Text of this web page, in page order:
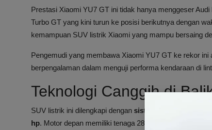
Prestasi Xiaomi YU7 GT ini tidak hanya menggeser
Turbo GT yang kini turun ke posisi berikutnya dengan
kemampuan SUV listrik Xiaomi yang mampu bersaing
Pengemudi yang membawa Xiaomi YU7 GT ke rekor ini
berpengalaman dalam menguji performa kendaraan di
Teknologi Canggih di
SUV listrik ini dilengkapi dengan sistem dual-motor
hp. Motor depan memiliki tenaga 288 kW, sementara